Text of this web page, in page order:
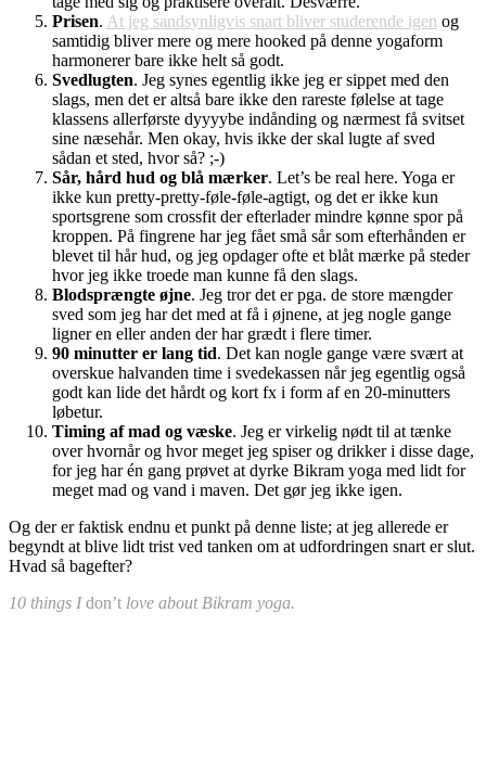
Prisen. At jeg sandsynligvis snart bliver studerende igen og
samtidig bliver mere og mere hooked på denne yogaform
harmonerer bare ikke helt så godt.
Svedlugten. Jeg synes egentlig ikke jeg er sippet med den
slags, men det er altså bare ikke den rareste følelse at tage
klassens allerførste dyyyybe indånding og nærmest få svitset
sine næsehår. Men okay, hvis ikke der skal lugte af sved
sådan et sted, hvor så? ;-)
Sår, hård hud og blå mærker. Let’s be real here. Yoga er
ikke kun pretty-pretty-føle-føle-agtigt, og det er ikke kun
sportsgrene som crossfit der efterlader mindre kønne spor på
kroppen. På fingrene har jeg fået små sår som efterhånden er
blevet til hår hud, og jeg opdager ofte et blåt mærke på steder
hvor jeg ikke troede man kunne få den slags.
Blodsprængte øjne. Jeg tror det er pga. de store mængder
sved som jeg har det med at få i øjnene, at jeg nogle gange
ligner en eller anden der har grædt i flere timer.
90 minutter er lang tid. Det kan nogle gange være svært at
overskue halvanden time i svedekassen når jeg egentlig også
godt kan lide det hårdt og kort fx i form af en 20-minutters
løbetur.
Timing af mad og væske. Jeg er virkelig nødt til at tænke
over hvornår og hvor meget jeg spiser og drikker i disse dage,
for jeg har én gang prøvet at dyrke Bikram yoga med lidt for
meget mad og vand i maven. Det gør jeg ikke igen.
Og der er faktisk endnu et punkt på denne liste; at jeg allerede er
begyndt at blive lidt trist ved tanken om at udfordringen snart er slut.
Hvad så bagefter?
10 things Idon’t love about Bikram yoga.